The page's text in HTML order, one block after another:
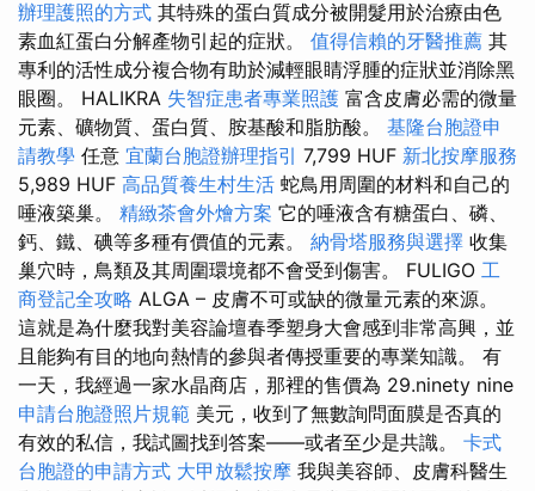
辦理護照的方式 其特殊的蛋白質成分被開髮用於治療由色
素血紅蛋白分解產物引起的症狀。 值得信賴的牙醫推薦 其
專利的活性成分複合物有助於減輕眼睛浮腫的症狀並消除黑
眼圈。 HALIKRA 失智症患者專業照護 富含皮膚必需的微量
元素、礦物質、蛋白質、胺基酸和脂肪酸。 基隆台胞證申
請教學 任意 宜蘭台胞證辦理指引 7,799 HUF 新北按摩服務
5,989 HUF 高品質養生村生活 蛇鳥用周圍的材料和自己的
唾液築巢。 精緻茶會外燴方案 它的唾液含有糖蛋白、磷、
鈣、鐵、碘等多種有價值的元素。 納骨塔服務與選擇 收集
巢穴時，鳥類及其周圍環境都不會受到傷害。 FULIGO 工
商登記全攻略 ALGA – 皮膚不可或缺的微量元素的來源。
這就是為什麼我對美容論壇春季塑身大會感到非常高興，並
且能夠有目的地向熱情的參與者傳授重要的專業知識。 有
一天，我經過一家水晶商店，那裡的售價為 29.ninety nine
申請台胞證照片規範 美元，收到了無數詢問面膜是否真的
有效的私信，我試圖找到答案——或者至少是共識。 卡式
台胞證的申請方式 大甲放鬆按摩 我與美容師、皮膚科醫生